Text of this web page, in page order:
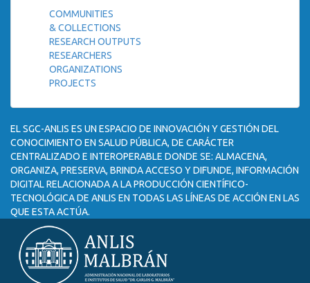
COMMUNITIES
& COLLECTIONS
RESEARCH OUTPUTS
RESEARCHERS
ORGANIZATIONS
PROJECTS
EL SGC-ANLIS ES UN ESPACIO DE INNOVACIÓN Y GESTIÓN DEL
CONOCIMIENTO EN SALUD PÚBLICA, DE CARÁCTER
CENTRALIZADO E INTEROPERABLE DONDE SE: ALMACENA,
ORGANIZA, PRESERVA, BRINDA ACCESO Y DIFUNDE, INFORMACIÓN
DIGITAL RELACIONADA A LA PRODUCCIÓN CIENTÍFICO-
TECNOLÓGICA DE ANLIS EN TODAS LAS LÍNEAS DE ACCIÓN EN LAS
QUE ESTA ACTÚA.